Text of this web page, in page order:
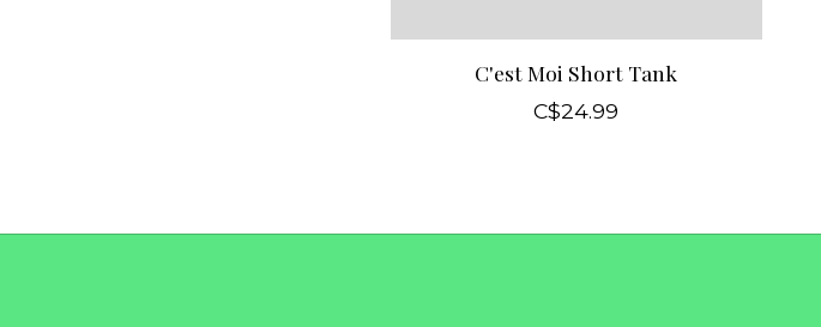
C'est Moi Short Tank
C$24.99